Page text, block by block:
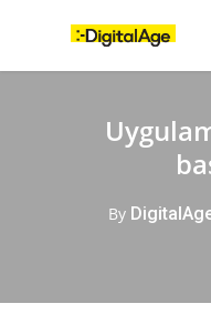
content
By